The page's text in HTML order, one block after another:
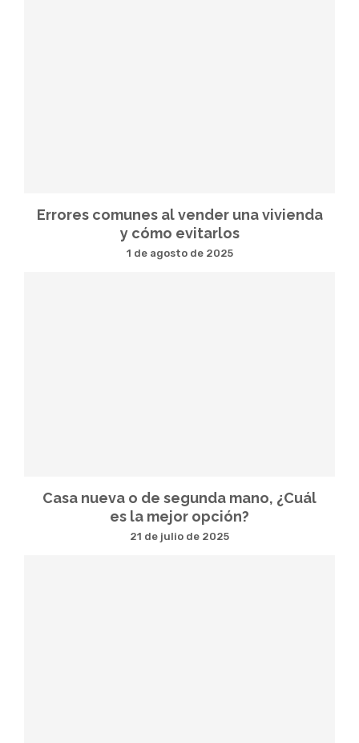
Errores comunes al vender una vivienda
y cómo evitarlos
1 de agosto de 2025
Casa nueva o de segunda mano, ¿Cuál
es la mejor opción?
21 de julio de 2025